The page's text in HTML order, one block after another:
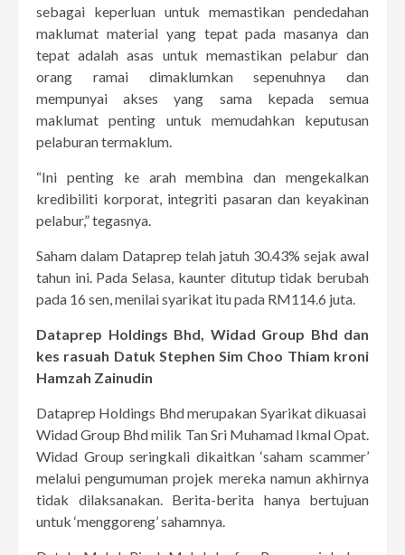
sebagai keperluan untuk memastikan pendedahan
maklumat material yang tepat pada masanya dan
tepat adalah asas untuk memastikan pelabur dan
orang ramai dimaklumkan sepenuhnya dan
mempunyai akses yang sama kepada semua
maklumat penting untuk memudahkan keputusan
pelaburan termaklum.
“Ini penting ke arah membina dan mengekalkan
kredibiliti korporat, integriti pasaran dan keyakinan
pelabur,” tegasnya.
Saham dalam Dataprep telah jatuh 30.43% sejak awal
tahun ini. Pada Selasa, kaunter ditutup tidak berubah
pada 16 sen, menilai syarikat itu pada RM114.6 juta.
Dataprep Holdings Bhd, Widad Group Bhd dan
kes rasuah Datuk Stephen Sim Choo Thiam kroni
Hamzah Zainudin
Dataprep Holdings Bhd merupakan Syarikat dikuasai
Widad Group Bhd milik Tan Sri Muhamad Ikmal Opat.
Widad Group seringkali dikaitkan ‘saham scammer’
melalui pengumuman projek mereka namun akhirnya
tidak dilaksanakan. Berita-berita hanya bertujuan
untuk ‘menggoreng’ sahamnya.